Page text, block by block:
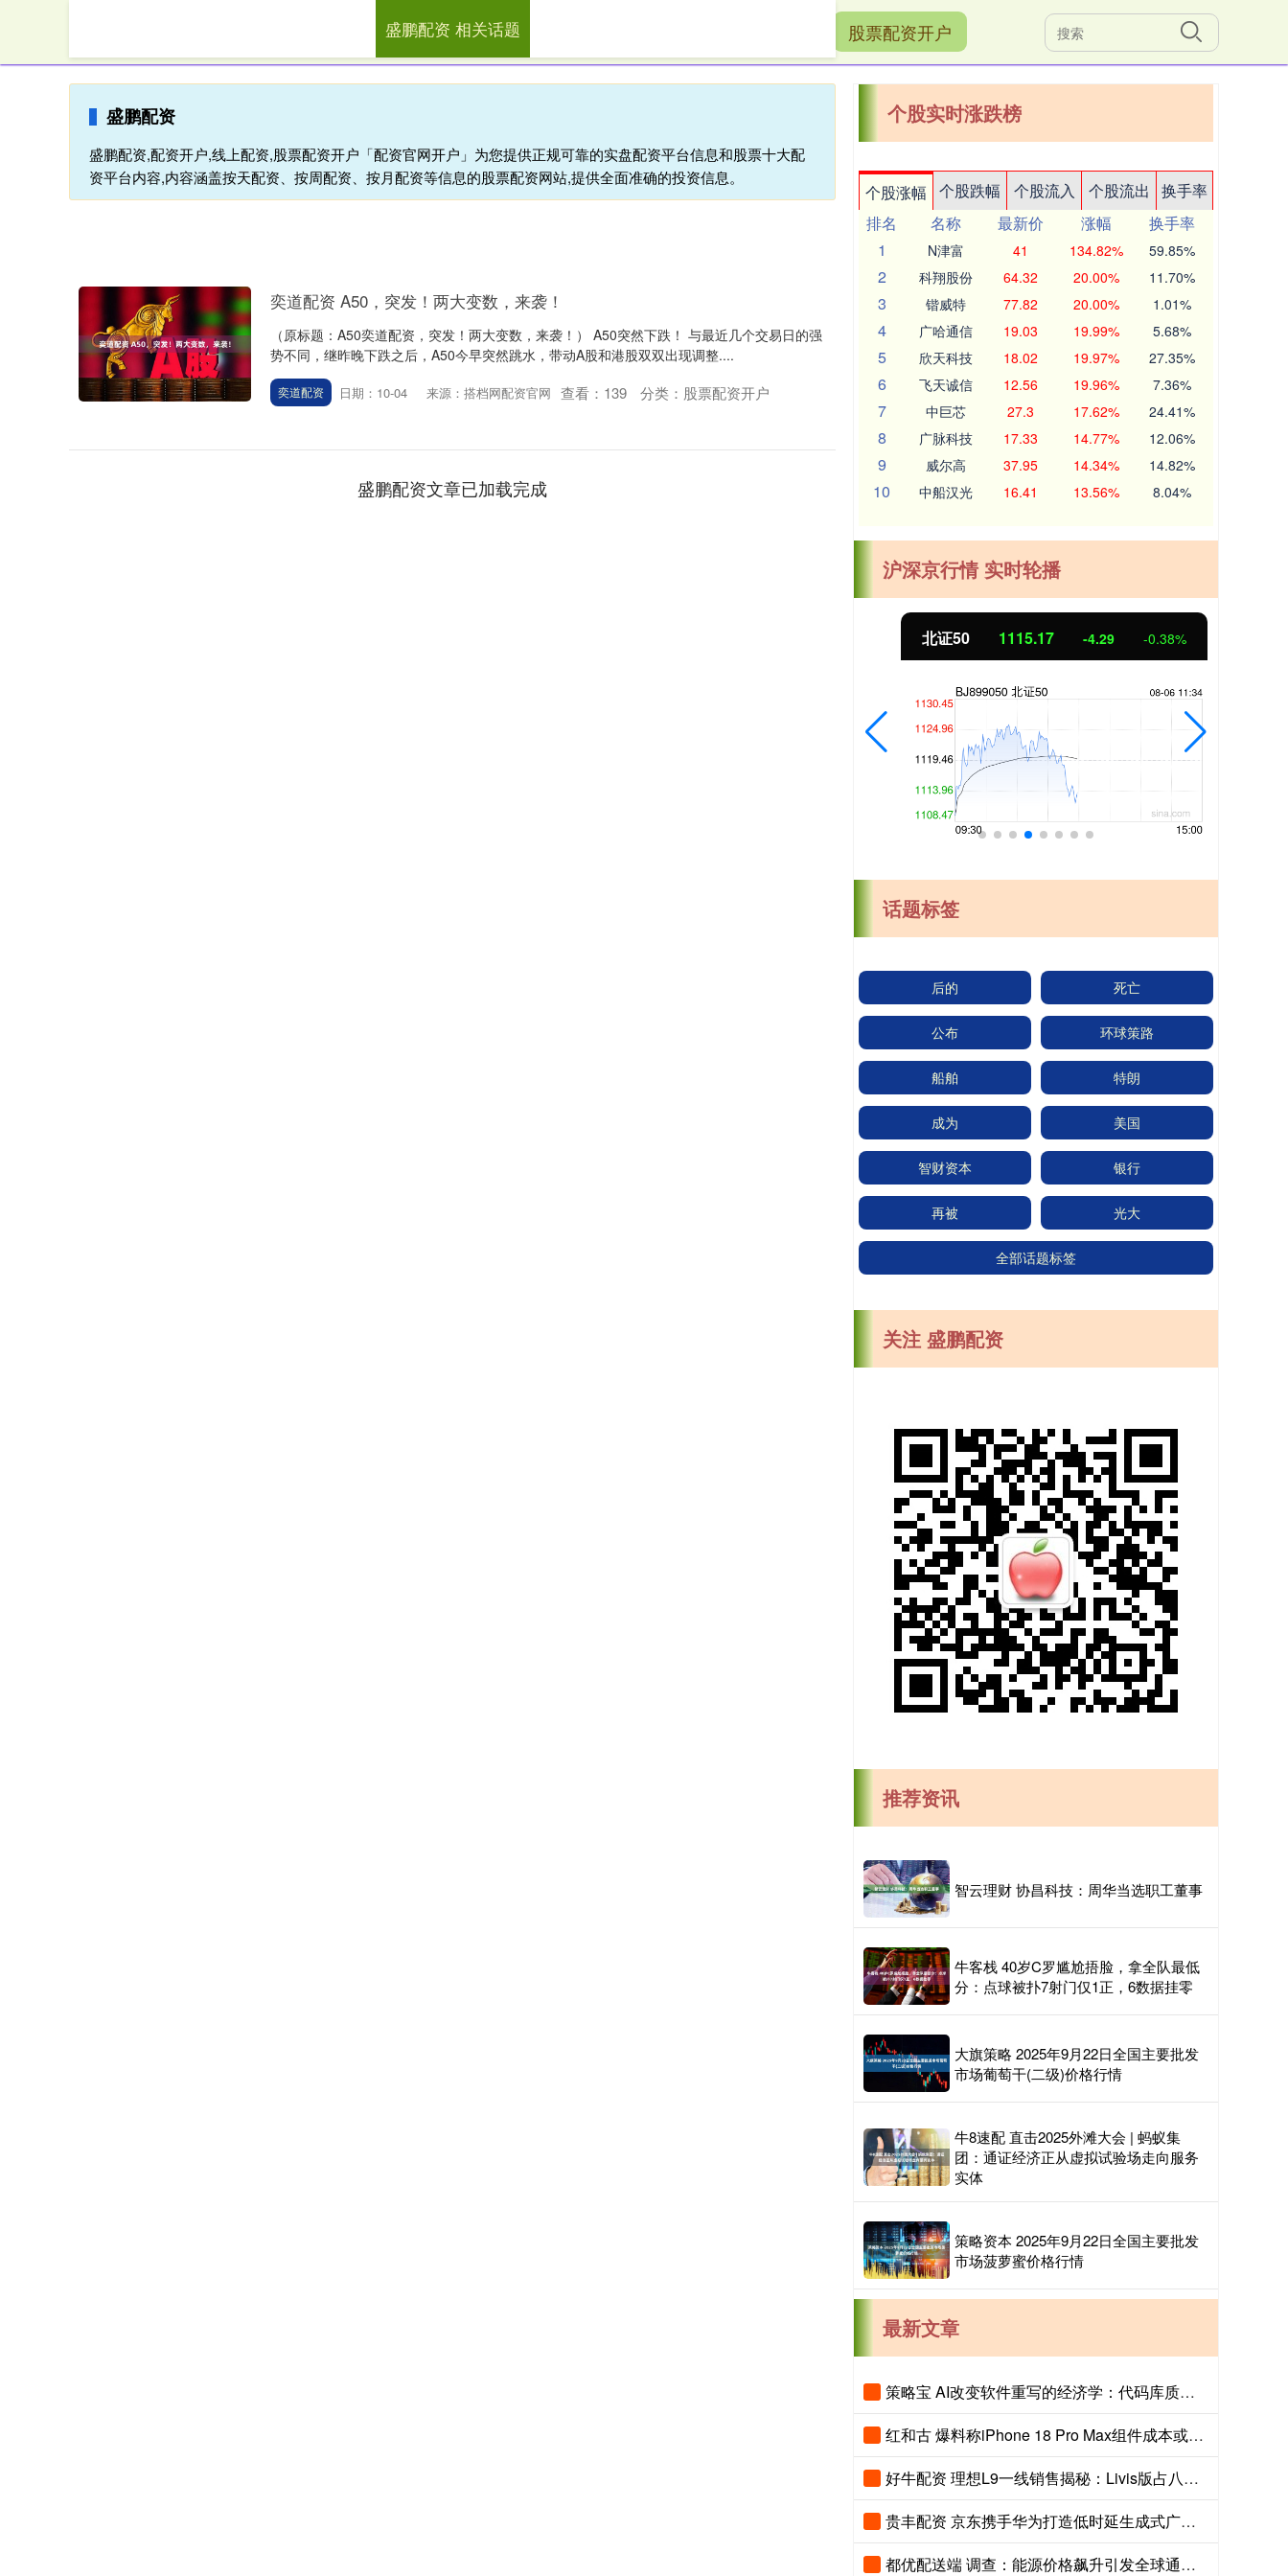
盛鹏配资 股票配资开户
盛鹏配资
盛鹏配资,配资开户,线上配资,股票配资开户「配资官网开户」为您提供正规可靠的实盘配资平台信息和股票十大配
资平台内容,内容涵盖按天配资、按周配资、按月配资等信息的股票配资网站,提供全面准确的投资信息。
盛鹏配资 相关话题
奕道配资 A50，突发！两大变数，来袭！
（原标题：A50奕道配资，突发！两大变数，来袭！） A50突然下跌！ 与最近几个交易日的强
势不同，继昨晚下跌之后，A50今早突然跳水，带动A股和港股双双出现调整....
奕道配资 日期：10-04 来源：搭档网配资官网 查看： 139 分类： 股票配资开户
盛鹏配资文章已加载完成
个股实时涨跌榜
个股涨幅 个股跌幅 个股流入 个股流出
换手率
排名
名称 最新价 涨幅
换手率
1
N津富 41 134.82% 59.85%
2 科翔股份 64.32 20.00% 11.70%
3 锴威特 77.82 20.00% 1.01%
4 广哈通信 19.03 19.99% 5.68%
5 欣天科技 18.02 19.97% 27.35%
6 飞天诚信 12.56 19.96% 7.36%
7 中巨芯 27.3 17.62% 24.41%
8 广脉科技 17.33 14.77% 12.06%
9 威尔高 37.95 14.34% 14.82%
10 中船汉光 16.41 13.56% 8.04%
沪深京行情 实时轮播
北证50 1115.17 -4.29 -0.38%
话题标签
后的 死亡
公布 环球策路
船舶 特朗
成为 美国
智财资本 银行
再被 光大
全部话题标签
关注 盛鹏配资
推荐资讯
智云理财 协昌科技：周华当选职工董事
牛客栈 40岁C罗尴尬捂脸，拿全队最低
分：点球被扑7射门仅1正，6数据挂零
大旗策略 2025年9月22日全国主要批发
市场葡萄干(二级)价格行情
牛8速配 直击2025外滩大会 | 蚂蚁集
团：通证经济正从虚拟试验场走向服务
实体
策略资本 2025年9月22日全国主要批发
市场菠萝蜜价格行情
最新文章
策略宝 AI改变软件重写的经济学：代码库质量决定输出上限
红和古 爆料称iPhone 18 Pro Max组件成本或增近300美元
好牛配资 理想L9一线销售揭秘：Livis版占八成 双拼色成“标配”
贵丰配资 京东携手华为打造低时延生成式广告解决方案 基于鲲鹏超节点
都优配送端 调查：能源价格飙升引发全球通胀担忧 但通胀水平仍相对温和